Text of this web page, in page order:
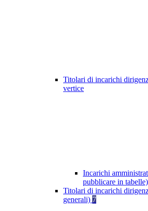
Titolari di incarichi
vertice
Incarichi
pubblicare in tabelle)
Titolari di incarichi
generali) 7